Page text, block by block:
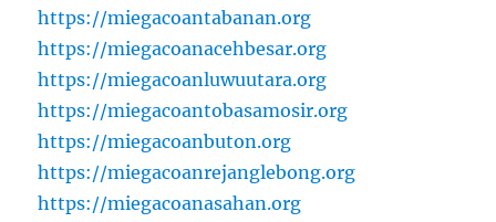
https://miegacoantabanan.org
https://miegacoanacehbesar.org
https://miegacoanluwuutara.org
https://miegacoantobasamosir.org
https://miegacoanbuton.org
https://miegacoanrejanglebong.org
https://miegacoanasahan.org